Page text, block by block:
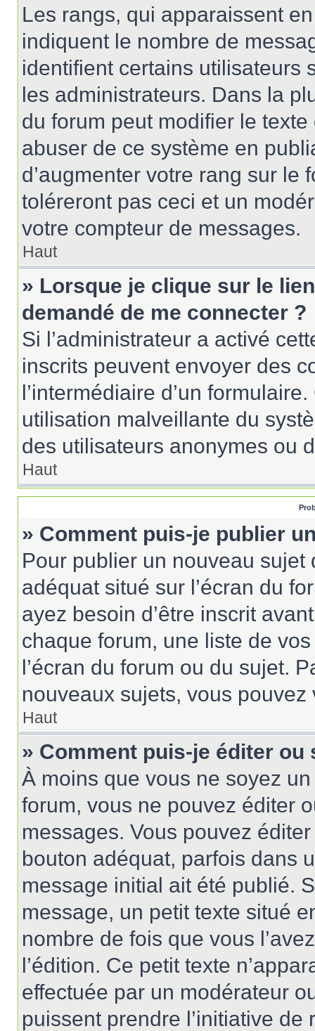
Les rangs, qui apparaissent
indiquent le nombre de
identifient certains utilisateurs
les administrateurs. Dans la
du forum peut modifier le
abuser de ce système en
d’augmenter votre rang sur le
toléreront pas ceci et un
votre compteur de messages.
Haut
» Lorsque je clique sur le
demandé de me connecter ?
Si l’administrateur a activé
inscrits peuvent envoyer des
l’intermédiaire d’un
utilisation malveillante du
des utilisateurs anonymes ou
Haut
» Comment puis-je publier
Pour publier un nouveau
adéquat situé sur l’écran du
ayez besoin d’être inscrit
chaque forum, une liste de
l’écran du forum ou du sujet.
nouveaux sujets, vous
Haut
» Comment puis-je éditer
À moins que vous ne soyez
forum, vous ne pouvez éditer
messages. Vous pouvez
bouton adéquat, parfois dans
message initial ait été publié.
message, un petit texte situé
nombre de fois que vous
l’édition. Ce petit texte
effectuée par un modérateur
puissent prendre l’initiative